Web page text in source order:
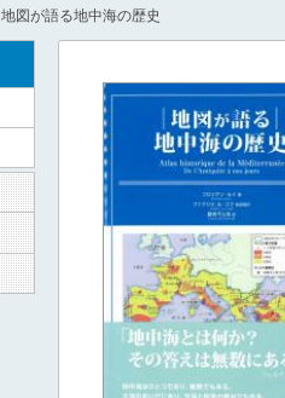
地図が語る地中海の歴史